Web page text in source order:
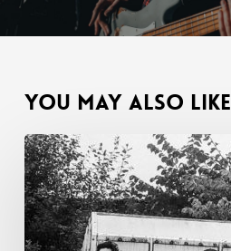
You May Also Like
Sir
Reg
zijn
speciale